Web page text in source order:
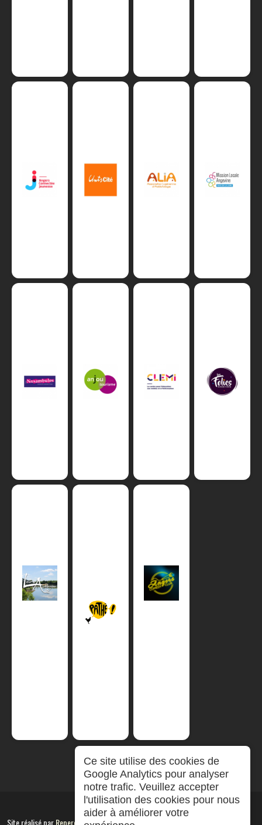
Site réalisé parRepereCom
Ce site utilise des cookies de
Google Analytics pour analyser
notre trafic. Veuillez accepter
l'utilisation des cookies pour nous
aider à améliorer votre